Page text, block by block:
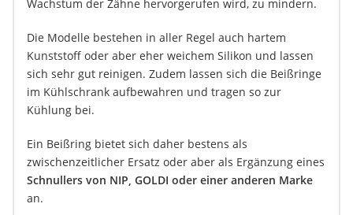
Wachstum der Zähne hervorgerufen wird, zu mindern.
Die Modelle bestehen in aller Regel auch hartem
Kunststoff oder aber eher weichem Silikon und lassen
sich sehr gut reinigen. Zudem lassen sich die Beißringe
im Kühlschrank aufbewahren und tragen so zur
Kühlung bei.
Ein Beißring bietet sich daher bestens als
zwischenzeitlicher Ersatz oder aber als Ergänzung eines
Schnullers von NIP, GOLDI oder einer anderen Marke
an.